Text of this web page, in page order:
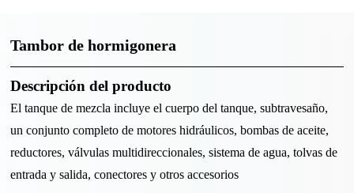
Tambor de hormigonera
Descripción del producto
El tanque de mezcla incluye el cuerpo del tanque, subtravesaño,
un conjunto completo de motores hidráulicos, bombas de aceite,
reductores, válvulas multidireccionales, sistema de agua, tolvas de
entrada y salida, conectores y otros accesorios